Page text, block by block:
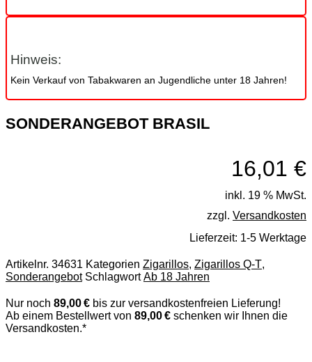
Hinweis:
Kein Verkauf von Tabakwaren an Jugendliche unter 18 Jahren!
SONDERANGEBOT BRASIL
16,01 €
inkl. 19 % MwSt.
zzgl. Versandkosten
Lieferzeit: 1-5 Werktage
Artikelnr. 34631 Kategorien Zigarillos, Zigarillos Q-T,
Sonderangebot Schlagwort Ab 18 Jahren
Nur noch 89,00 € bis zur versandkostenfreien Lieferung!
Ab einem Bestellwert von 89,00 € schenken wir Ihnen die
Versandkosten.*